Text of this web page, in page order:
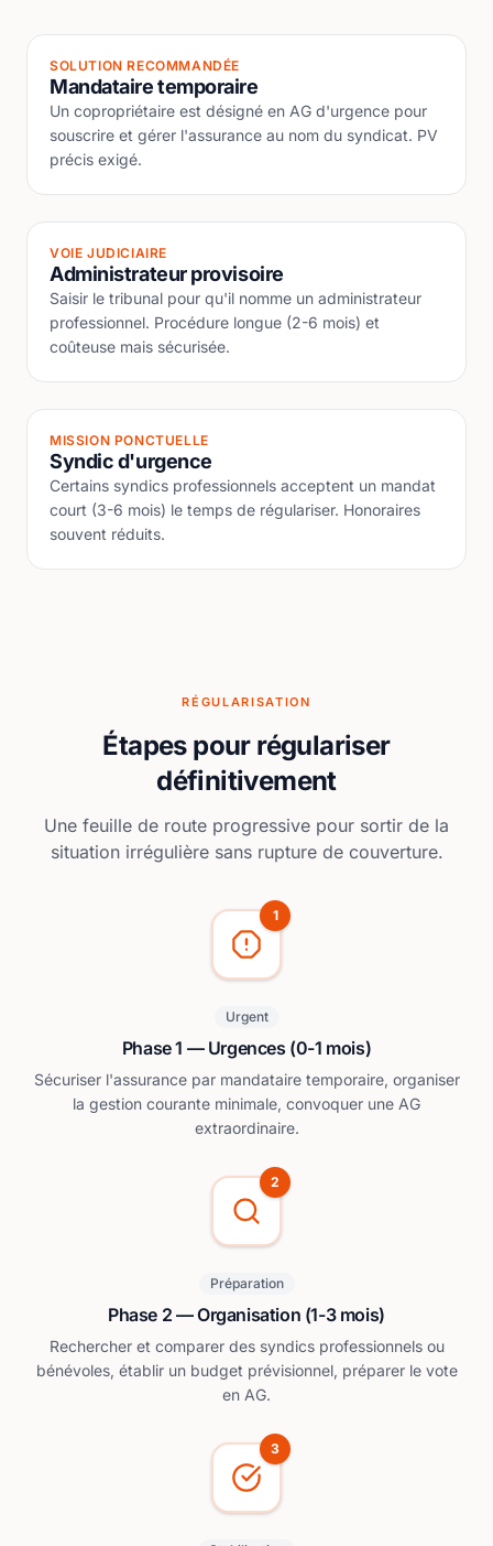
SOLUTION RECOMMANDÉE
Mandataire temporaire
Un copropriétaire est désigné en AG d'urgence pour
souscrire et gérer l'assurance au nom du syndicat. PV
précis exigé.
VOIE JUDICIAIRE
Administrateur provisoire
Saisir le tribunal pour qu'il nomme un administrateur
professionnel. Procédure longue (2-6 mois) et
coûteuse mais sécurisée.
MISSION PONCTUELLE
Syndic d'urgence
Certains syndics professionnels acceptent un mandat
court (3-6 mois) le temps de régulariser. Honoraires
souvent réduits.
RÉGULARISATION
Étapes pour régulariser
définitivement
Une feuille de route progressive pour sortir de la
situation irrégulière sans rupture de couverture.
1
Urgent
Phase 1 — Urgences (0-1 mois)
Sécuriser l'assurance par mandataire temporaire, organiser
la gestion courante minimale, convoquer une AG
extraordinaire.
2
Préparation
Phase 2 — Organisation (1-3 mois)
Rechercher et comparer des syndics professionnels ou
bénévoles, établir un budget prévisionnel, préparer le vote
en AG.
3